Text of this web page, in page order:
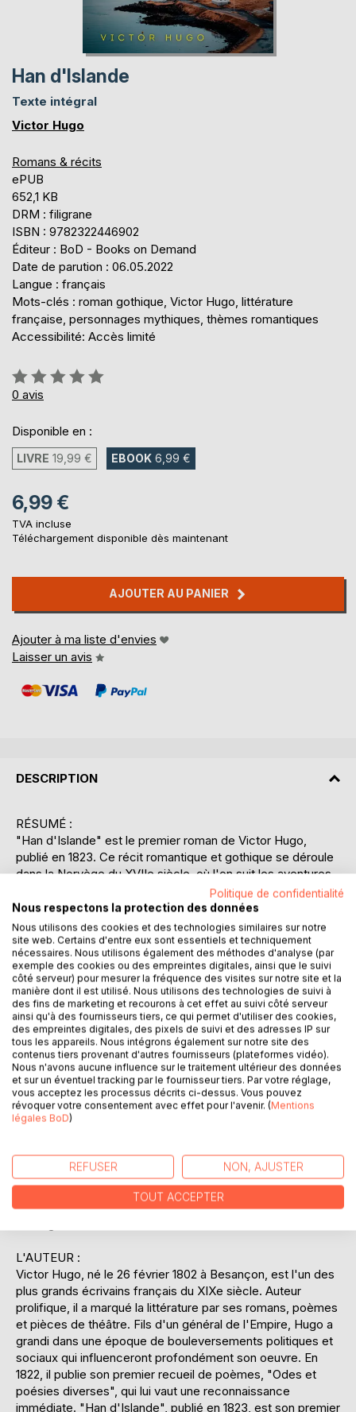
Han d'Islande
Texte intégral
Victor Hugo
Romans & récits
ePUB
652,1 KB
DRM : filigrane
ISBN : 9782322446902
Éditeur : BoD - Books on Demand
Date de parution : 06.05.2022
Langue : français
Mots-clés : roman gothique, Victor Hugo, littérature
française, personnages mythiques, thèmes romantiques
Accessibilité: Accès limité
Évaluation:
0%
0 avis
Disponible en :
LIVRE 19,99 € EBOOK 6,99 €
6,99 €
TVA incluse
Téléchargement disponible dès maintenant
AJOUTER AU PANIER
Ajouter à ma liste d'envies
Laisser un avis
DESCRIPTION
RÉSUMÉ :
"Han d'Islande" est le premier roman de Victor Hugo,
publié en 1823. Ce récit romantique et gothique se déroule
dans la Norvège du XVIIe siècle, où l'on suit les aventures
de plusieurs personnages dont le destin est lié par des
circonstances dramatiques et mystérieuses. Au coeur de
l'intrigue se trouve Han, un personnage énigmatique et
terrifiant, souvent décrit comme une créature monstrueuse
vivant en marge de la société. Le roman explore les
thèmes de la vengeance, de l'amour et de l'honneur, tout
en peignant un tableau sombre et captivant de la nature
humaine. Hugo utilise la figure de Han pour symboliser la
lutte entre le bien et le mal, mais aussi pour critiquer la
société de son temps. Les paysages nordiques, décrits
avec une grande précision, ajoutent une dimension épique
et sauvage à l'histoire. Les personnages principaux, tels
que Ordener Guldenlew, un jeune noble, et Ethel, une belle
et innocente jeune femme, sont pris dans un tourbillon
d'événements qui les pousse à confronter leurs propres
parvient à captiver le lecteur tout en posant des questions
profondes sur la nature de l'homme et la société. "Han
d'Islande" est une oeuvre marquante qui annonce déjà les
thèmes et les préoccupations qui seront chers à Hugo tout
L'AUTEUR :
Victor Hugo, né le 26 février 1802 à Besançon, est l'un des
plus grands écrivains français du XIXe siècle. Auteur
prolifique, il a marqué la littérature par ses romans, poèmes
et pièces de théâtre. Fils d'un général de l'Empire, Hugo a
grandi dans une époque de bouleversements politiques et
sociaux qui influenceront profondément son oeuvre. En
1822, il publie son premier recueil de poèmes, "Odes et
poésies diverses", qui lui vaut une reconnaissance
immédiate. "Han d'Islande", publié en 1823, est son premier
Politique de confidentialité
Nous respectons la protection des données
Nous utilisons des cookies et des technologies similaires sur notre
site web. Certains d'entre eux sont essentiels et techniquement
nécessaires. Nous utilisons également des méthodes d'analyse (par
exemple des cookies ou des empreintes digitales, ainsi que le suivi
côté serveur) pour mesurer la fréquence des visites sur notre site et la
manière dont il est utilisé. Nous utilisons des technologies de suivi à
des fins de marketing et recourons à cet effet au suivi côté serveur
ainsi qu'à des fournisseurs tiers, ce qui permet d'utiliser des cookies,
des empreintes digitales, des pixels de suivi et des adresses IP sur
tous les appareils. Nous intégrons également sur notre site des
contenus tiers provenant d'autres fournisseurs (plateformes vidéo).
Nous n'avons aucune influence sur le traitement ultérieur des données
et sur un éventuel tracking par le fournisseur tiers. Par votre réglage,
vous acceptez les processus décrits ci-dessus. Vous pouvez
révoquer votre consentement avec effet pour l'avenir. (Mentions
légales BoD)
REFUSER NON, AJUSTER
TOUT ACCEPTER